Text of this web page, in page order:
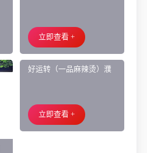
庄、空店铺转让
立即查看 +